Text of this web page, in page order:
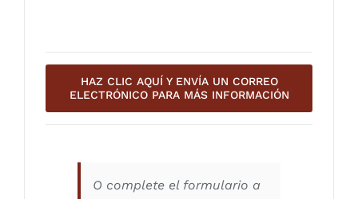
HAZ CLIC AQUÍ Y ENVÍA UN CORREO
ELECTRÓNICO PARA MÁS INFORMACIÓN
O complete el formulario a